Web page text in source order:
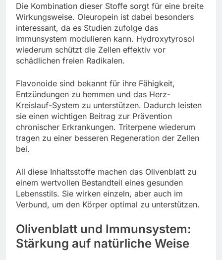
Die Kombination dieser Stoffe sorgt für eine breite
Wirkungsweise. Oleuropein ist dabei besonders
interessant, da es Studien zufolge das
Immunsystem modulieren kann. Hydroxytyrosol
wiederum schützt die Zellen effektiv vor
schädlichen freien Radikalen.
Flavonoide sind bekannt für ihre Fähigkeit,
Entzündungen zu hemmen und das Herz-
Kreislauf-System zu unterstützen. Dadurch leisten
sie einen wichtigen Beitrag zur Prävention
chronischer Erkrankungen. Triterpene wiederum
tragen zu einer besseren Regeneration der Zellen
bei.
All diese Inhaltsstoffe machen das Olivenblatt zu
einem wertvollen Bestandteil eines gesunden
Lebensstils. Sie wirken einzeln, aber auch im
Verbund, um den Körper optimal zu unterstützen.
Olivenblatt und Immunsystem:
Stärkung auf natürliche Weise